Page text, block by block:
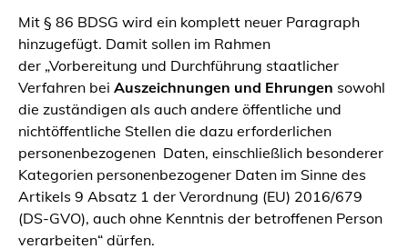
Mit § 86 BDSG wird ein komplett neuer Paragraph
hinzugefügt. Damit sollen im Rahmen
der „Vorbereitung und Durchführung staatlicher
Verfahren bei Auszeichnungen und Ehrungen sowohl
die zuständigen als auch andere öffentliche und
nichtöffentliche Stellen die dazu erforderlichen
personenbezogenen Daten, einschließlich besonderer
Kategorien personenbezogener Daten im Sinne des
Artikels 9 Absatz 1 der Verordnung (EU) 2016/679
(DS-GVO), auch ohne Kenntnis der betroffenen Person
verarbeiten“ dürfen.